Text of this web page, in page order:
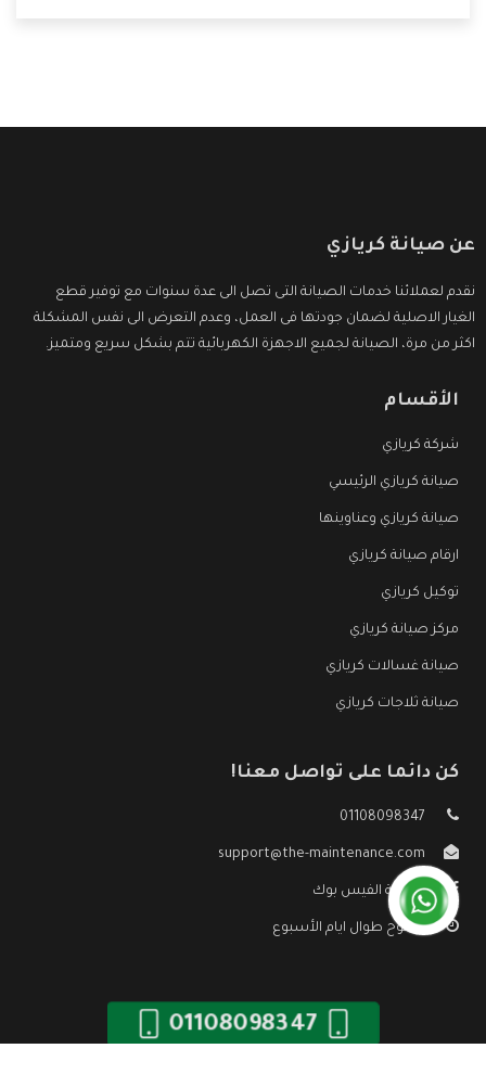
عن صيانة كريازي
نقدم لعملائنا خدمات الصيانة التى تصل الى عدة سنوات مع توفير قطع
الغيار الاصلية لضمان جودتها فى العمل، وعدم التعرض الى نفس المشكلة
اكثر من مرة، الصيانة لجميع الاجهزة الكهربائية تتم بشكل سريع ومتميز.
الأقسام
شركة كريازي
صيانة كريازي الرئيسي
صيانة كريازي وعناوينها
ارقام صيانة كريازي
توكيل كريازي
مركز صيانة كريازي
صيانة غسالات كريازي
صيانة ثلاجات كريازي
كن دائما على تواصل معنا!
01108098347
support@the-maintenance.com
صفحة الفيس بوك
مفتوح طوال ايام الأسبوع
01108098347